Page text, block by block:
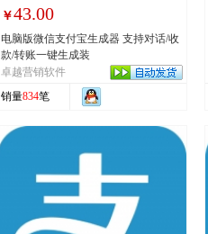
￥43.00
电脑版微信支付宝生成器 支持对话/收
款/转账一键生成装
卓越营销软件
销量834笔